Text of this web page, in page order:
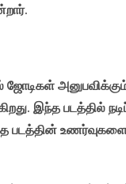
ஜோடிகள்
இந்த படத்தில்
படத்தின்